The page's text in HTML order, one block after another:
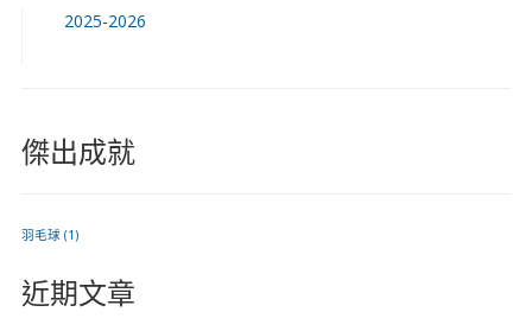
2025-2026
傑出成就
羽毛球(1)
近期文章